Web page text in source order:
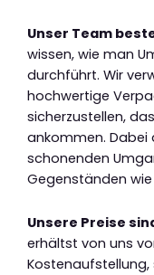
Unser Team
wissen, wie man
durchführt. Wir
hochwertige
sicherzustellen,
ankommen.
schonenden
Gegenständen
Unsere Preise
erhältst von uns